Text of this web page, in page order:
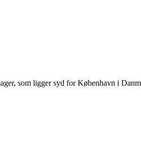
som ligger syd for København i